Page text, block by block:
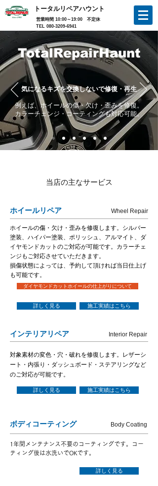
トータルリペアハウント
営業時間 10:00～19:00 不定休
TEL 080-3209-6941
TotalRepairHaunt
気になるキズを交換しないで修復・再生
例えば、ホイールの傷・欠け・歪みを修復。
​カラーチェンジ・コーティングも対応可能。
当店の主なサービス
ホイールリペア Wheel Repair
​ホイールの傷・欠け・歪みを修復します。シルバー
塗装、ハイパー塗装、ポリッシュ、アルマイト、ダ
イヤモンドカットのご対応が可能です。カラーチェ
ンジもご対応させていただきます。
​損傷状態によっては、予約して頂ければ当日仕上げ
も可能です。
ダイヤモンドカットホイールの仕上がりについて
詳しく見る 施工実績はこちら
インテリアリペア Interior Repair
対象素材の変色・穴・破れを修復します。レザーシ
ート・内張り・ダッシュボード・ステアリングなど
のご対応が可能です。
詳しく見る 施工実績はこちら
ボディコーティング Body Coating
1年間メンテナンス不要のコーティングです。コー
ティング後は水洗いでOKです。
詳しく見る